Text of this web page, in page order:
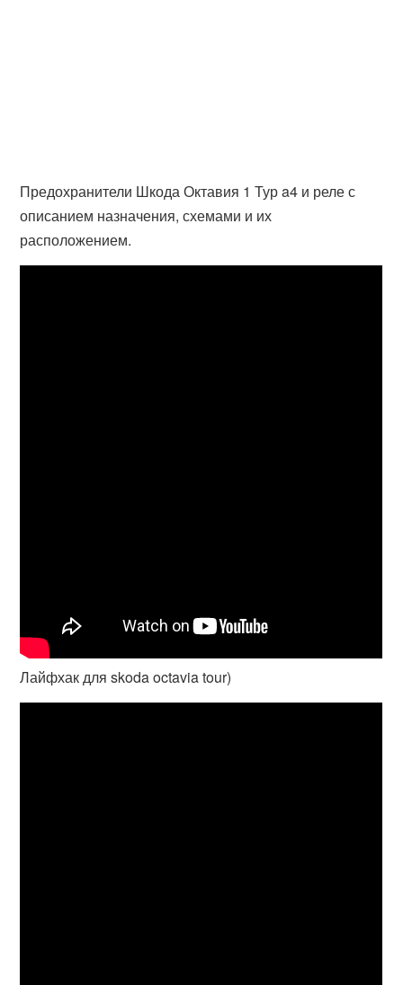
Предохранители Шкода Октавия 1 Тур a4 и реле с
описанием назначения, схемами и их
расположением.
Лайфхак для skoda octavia tour)